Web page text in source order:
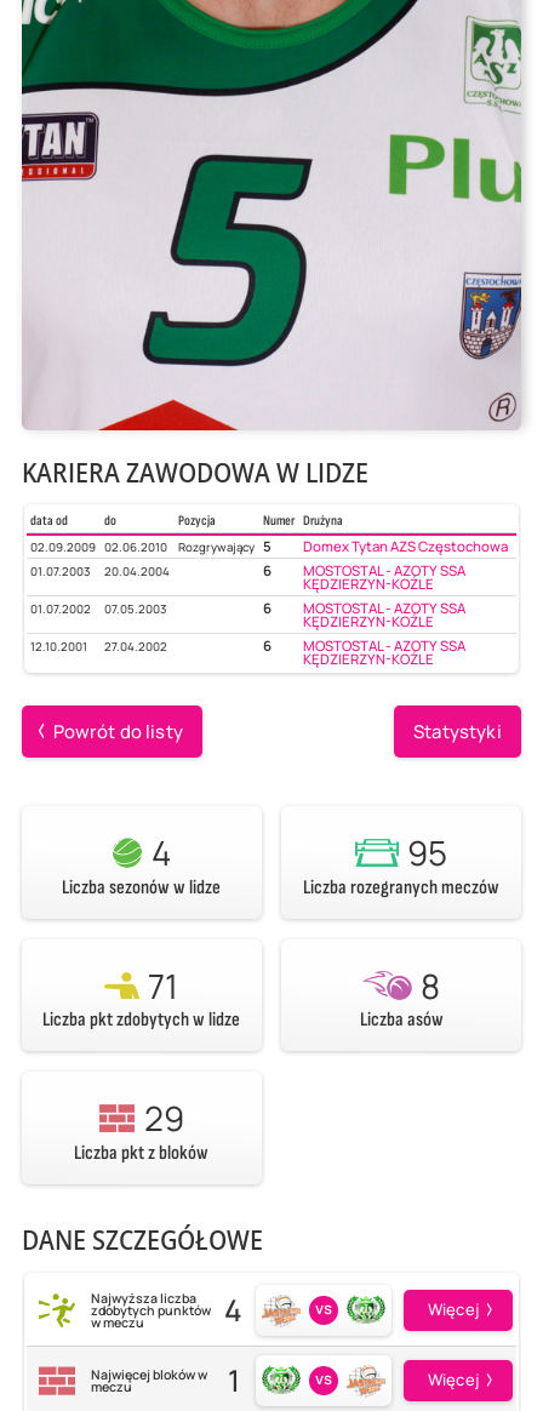
KARIERA ZAWODOWA W LIDZE
data od do Pozycja Numer Drużyna
02.09.2009 02.06.2010 Rozgrywający 5 Domex Tytan AZS Częstochowa
01.07.2003 20.04.2004 6 MOSTOSTAL - AZOTY SSA
KĘDZIERZYN-KOŹLE
01.07.2002 07.05.2003 6 MOSTOSTAL - AZOTY SSA
KĘDZIERZYN-KOŹLE
12.10.2001 27.04.2002 6 MOSTOSTAL - AZOTY SSA
KĘDZIERZYN-KOŹLE
Powrót do listy Statystyki
4
Liczba sezonów w lidze
95
Liczba rozegranych meczów
71
Liczba pkt zdobytych w lidze
8
Liczba asów
29
Liczba pkt z bloków
DANE SZCZEGÓŁOWE
Najwyższa liczba
zdobytych punktów
w meczu 4 vs Więcej
Najwięcej bloków w
meczu 1 vs Więcej